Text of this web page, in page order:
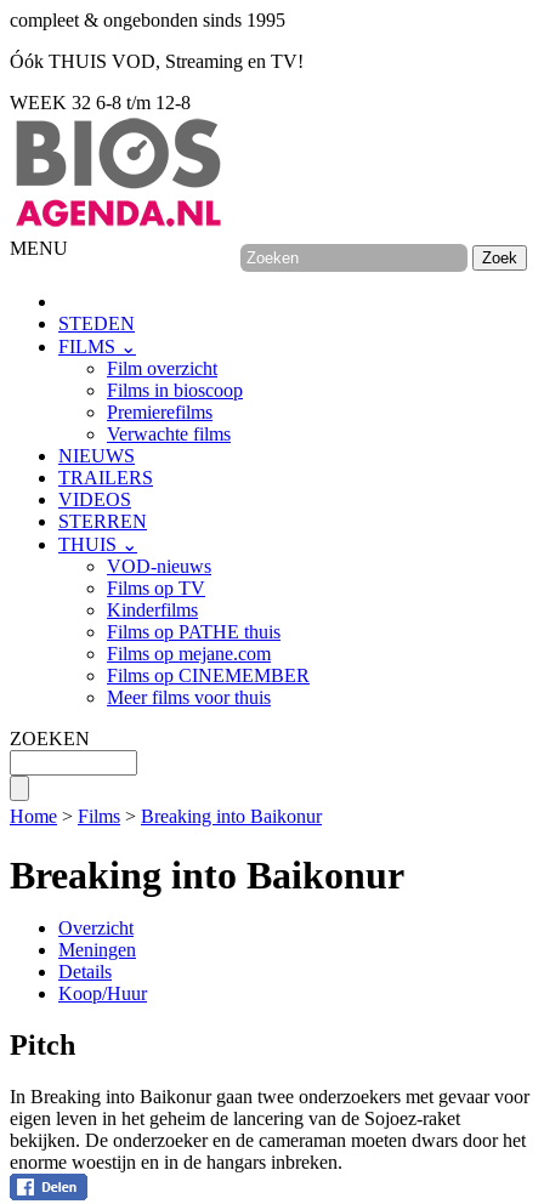
compleet & ongebonden sinds 1995
Óók THUIS VOD, Streaming en TV!
WEEK 32 6-8 t/m 12-8
MENU
STEDEN
FILMS ⌄
Film overzicht
Films in bioscoop
Premierefilms
Verwachte films
NIEUWS
TRAILERS
VIDEOS
STERREN
THUIS ⌄
VOD-nieuws
Films op TV
Kinderfilms
Films op PATHE thuis
Films op mejane.com
Films op CINEMEMBER
Meer films voor thuis
ZOEKEN
Home > Films > Breaking into Baikonur
Breaking into Baikonur
Overzicht
Meningen
Details
Koop/Huur
Pitch
In Breaking into Baikonur gaan twee onderzoekers met gevaar voor
eigen leven in het geheim de lancering van de Sojoez-raket
bekijken. De onderzoeker en de cameraman moeten dwars door het
enorme woestijn en in de hangars inbreken.